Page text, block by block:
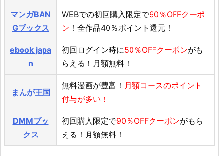
マンガBAN
Gブックス
WEBでの初回購入限定で90％OFFクーポ
ン ！全作品40％ポイント還元！
ebook japa
n
初回ログイン時に50％OFFクーポンがも
らえる！月額無料！
まんが王国
無料漫画が豊富！ 月額コースのポイント
付与が多い！
DMMブッ
クス
初回購入限定で90％OFFクーポンがもら
える！月額無料！